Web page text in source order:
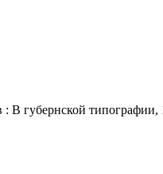
губернской